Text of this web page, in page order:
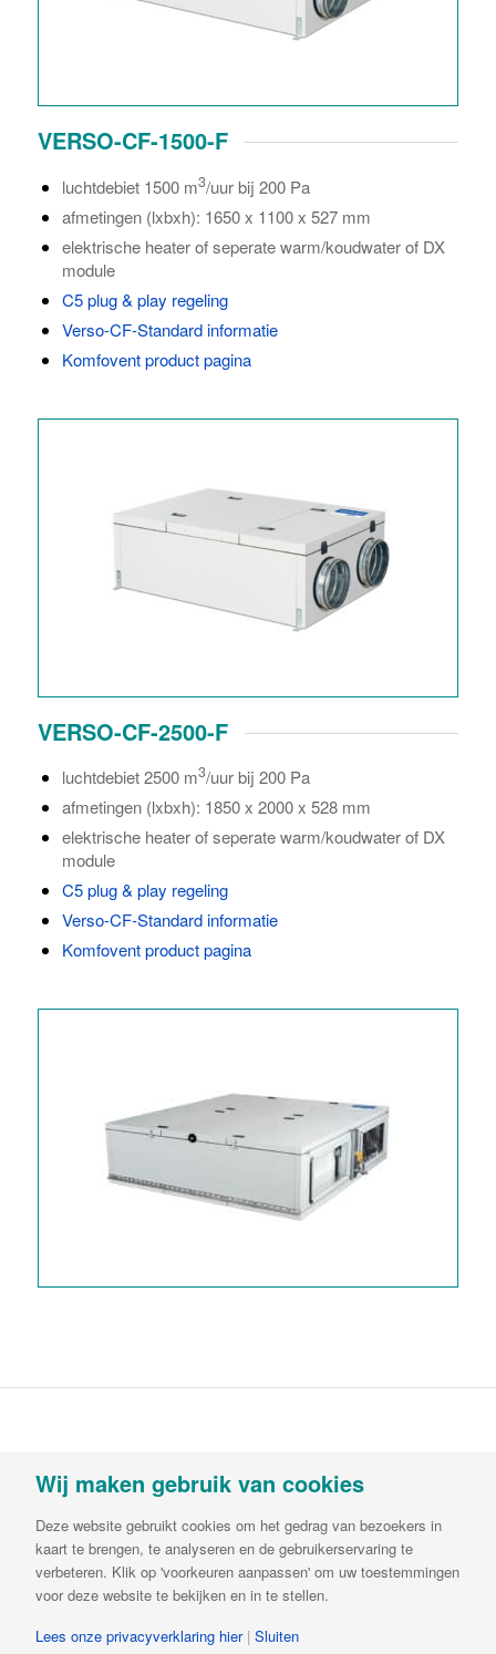
VERSO-CF-1500-F
luchtdebiet 1500 m3/uur bij 200 Pa
afmetingen (lxbxh): 1650 x 1100 x 527 mm
elektrische heater of seperate warm/koudwater of DX
module
C5 plug & play regeling
Verso-CF-Standard informatie
Komfovent product pagina
VERSO-CF-2500-F
luchtdebiet 2500 m3/uur bij 200 Pa
afmetingen (lxbxh): 1850 x 2000 x 528 mm
elektrische heater of seperate warm/koudwater of DX
module
C5 plug & play regeling
Verso-CF-Standard informatie
Komfovent product pagina
Luchtbehandeling & Ventilatie B.V.Buitendijks 63 |
info@vortvent.nl| KvK: 65549236| BTW:
NL8561.57.569B01 | IBAN NL65ABNA0644510846
Wij maken gebruik van cookies
Deze website gebruikt cookies om het gedrag van bezoekers in
kaart te brengen, te analyseren en de gebruikerservaring te
verbeteren. Klik op 'voorkeuren aanpassen' om uw toestemmingen
voor deze website te bekijken en in te stellen.
Lees onze privacyverklaring hier | Sluiten